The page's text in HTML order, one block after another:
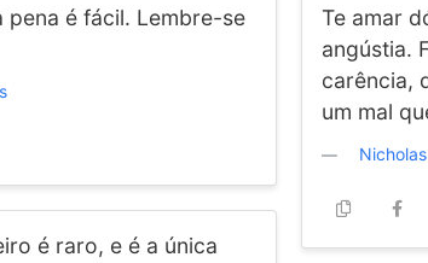
pena é fácil. Lembre-se
é raro, e é a única
Te amar
angústia.
carência,
um mal